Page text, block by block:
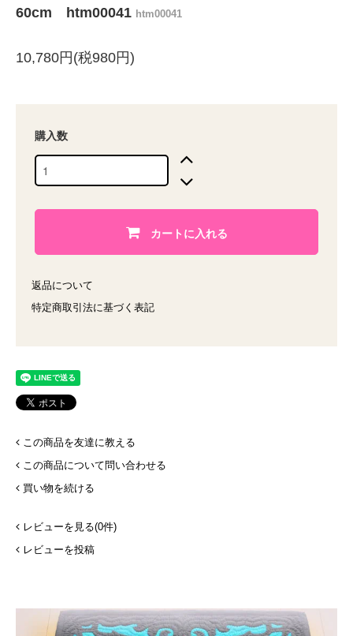
60cm htm00041 htm00041
10,780円(税980円)
購入数
カートに入れる
返品について
特定商取引法に基づく表記
この商品を友達に教える
この商品について問い合わせる
買い物を続ける
レビューを見る(0件)
レビューを投稿